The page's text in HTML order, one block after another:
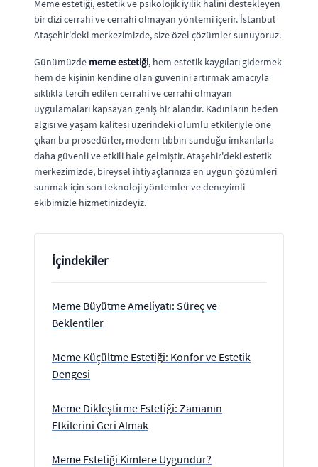
Meme estetiği, estetik ve psikolojik iyilik halini destekleyen
bir dizi cerrahi ve cerrahi olmayan yöntemi içerir. İstanbul
Ataşehir'deki merkezimizde, size özel çözümler sunuyoruz.
Günümüzde meme estetiği, hem estetik kaygıları gidermek
hem de kişinin kendine olan güvenini artırmak amacıyla
sıklıkla tercih edilen cerrahi ve cerrahi olmayan
uygulamaları kapsayan geniş bir alandır. Kadınların beden
algısı ve yaşam kalitesi üzerindeki olumlu etkileriyle öne
çıkan bu prosedürler, modern tıbbın sunduğu imkanlarla
daha güvenli ve etkili hale gelmiştir. Ataşehir'deki estetik
merkezimizde, bireysel ihtiyaçlarınıza en uygun çözümleri
sunmak için son teknoloji yöntemler ve deneyimli
ekibimizle hizmetinizdeyiz.
İçindekiler
Meme Büyütme Ameliyatı: Süreç ve
Beklentiler
Meme Küçültme Estetiği: Konfor ve Estetik
Dengesi
Meme Dikleştirme Estetiği: Zamanın
Etkilerini Geri Almak
Meme Estetiği Kimlere Uygundur?